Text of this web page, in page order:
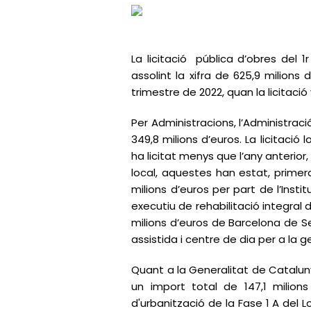
La licitació pública d’obres del
assolint la xifra de 625,9 milions
trimestre de 2022, quan la licitació
Per Administracions,
349,8 milions d’euros. La licitació
ha licitat menys que l’any
local, aquestes han estat,
milions d’euros per part de
executiu de rehabilitació integral
milions d’euros de Barcelona de
assistida i centre de dia per a la
Quant a la Generalitat de
un import total de 147,1
d'urbanització de la Fase 1 A del